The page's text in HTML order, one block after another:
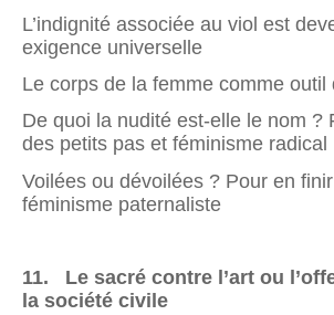
L’indignité associée au viol est
exigence universelle
Le corps de la femme comme outil
De quoi la nudité est-elle le nom ?
des petits pas et féminisme radical
Voilées ou dévoilées ? Pour en
féminisme paternaliste
11. Le sacré contre l’art ou
la société civile